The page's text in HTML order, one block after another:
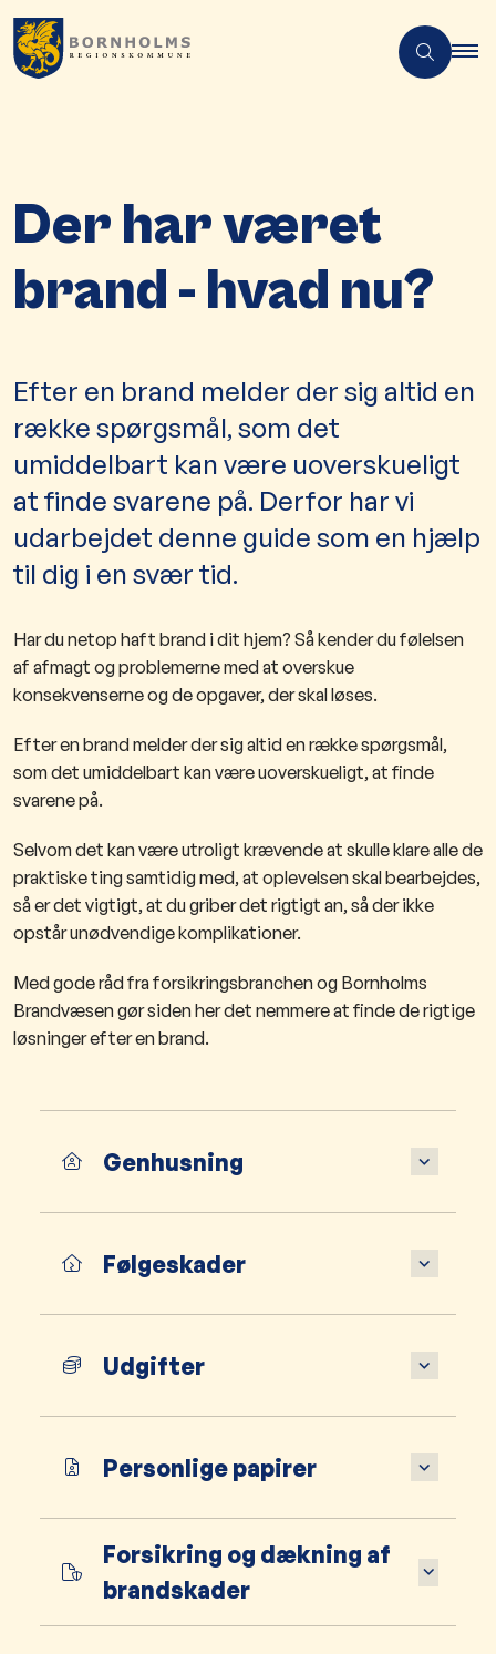
Der har været
brand - hvad nu?
Efter en brand melder der sig altid en
række spørgsmål, som det
umiddelbart kan være uoverskueligt
at finde svarene på. Derfor har vi
udarbejdet denne guide som en hjælp
til dig i en svær tid.
Har du netop haft brand i dit hjem? Så kender du følelsen
af afmagt og problemerne med at overskue
konsekvenserne og de opgaver, der skal løses.
Efter en brand melder der sig altid en række spørgsmål,
som det umiddelbart kan være uoverskueligt, at finde
svarene på.
Selvom det kan være utroligt krævende at skulle klare alle de
praktiske ting samtidig med, at oplevelsen skal bearbejdes,
så er det vigtigt, at du griber det rigtigt an, så der ikke
opstår unødvendige komplikationer.
Med gode råd fra forsikringsbranchen og Bornholms
Brandvæsen gør siden her det nemmere at finde de rigtige
løsninger efter en brand.
Genhusning
Følgeskader
Udgifter
Personlige papirer
Forsikring og dækning af
brandskader